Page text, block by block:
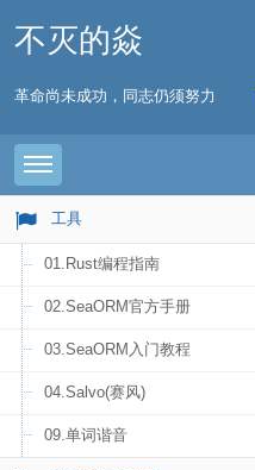
不灭的焱
革命尚未成功，同志仍须努力
Toggle navigation
工具
01.Rust编程指南
02.SeaORM官方手册
03.SeaORM入门教程
04.Salvo(赛风)
09.单词谐音